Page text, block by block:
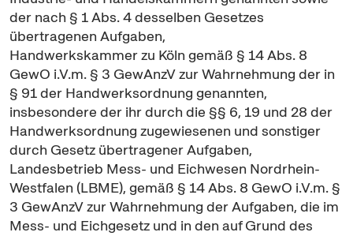
der nach § 1 Abs. 4 desselben Gesetzes
übertragenen Aufgaben,
Handwerkskammer zu Köln gemäß § 14 Abs. 8
GewO i.V.m. § 3 GewAnzV zur Wahrnehmung der in
§ 91 der Handwerksordnung genannten,
insbesondere der ihr durch die §§ 6, 19 und 28 der
Handwerksordnung zugewiesenen und sonstiger
durch Gesetz übertragener Aufgaben,
Landesbetrieb Mess- und Eichwesen Nordrhein-
Westfalen (LBME), gemäß § 14 Abs. 8 GewO i.V.m. §
3 GewAnzV zur Wahrnehmung der Aufgaben, die im
Mess- und Eichgesetz und in den auf Grund des